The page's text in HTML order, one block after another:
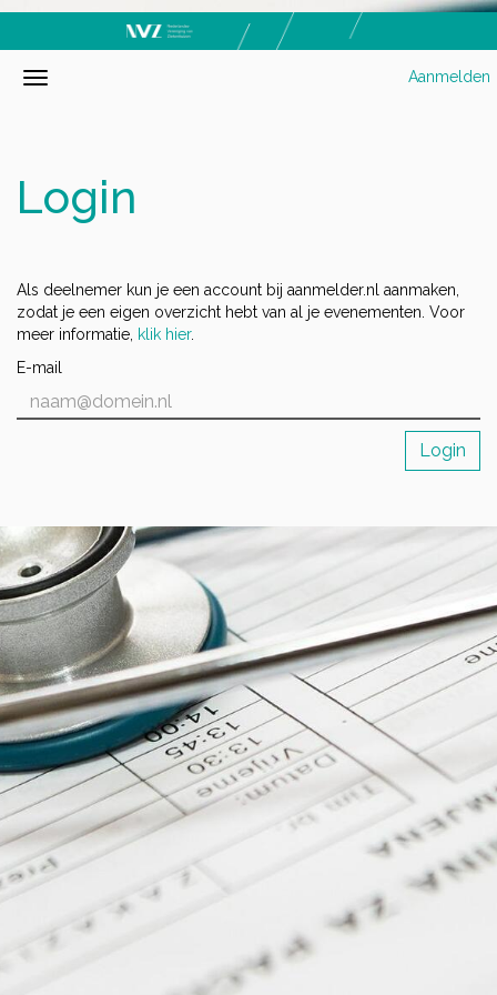
Aanmelden
Login
Als deelnemer kun je een account bij aanmelder.nl aanmaken,
zodat je een eigen overzicht hebt van al je evenementen. Voor
meer informatie, klik hier.
E-mail
Login